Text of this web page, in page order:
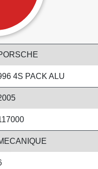
4S PACK ALU